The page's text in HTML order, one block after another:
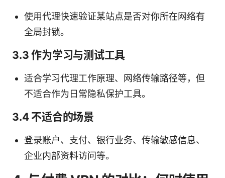
使用代理快速验证某站点是否对你所在网络有
全局封锁。
3.3 作为学习与测试工具
适合学习代理工作原理、网络传输路径等，但
不适合作为日常隐私保护工具。
3.4 不适合的场景
登录账户、支付、银行业务、传输敏感信息、
企业内部资料访问等。